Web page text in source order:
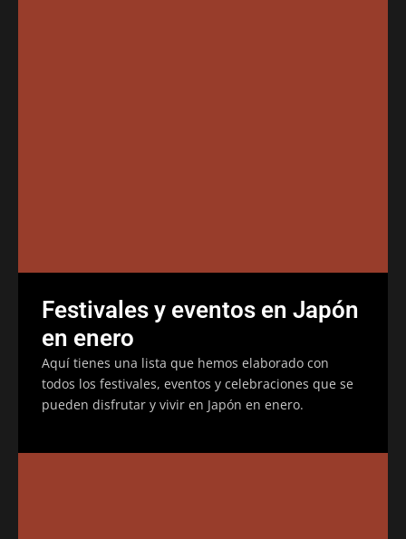
Festivales y eventos en Japón
en enero
Aquí tienes una lista que hemos elaborado con
todos los festivales, eventos y celebraciones que se
pueden disfrutar y vivir en Japón en enero.